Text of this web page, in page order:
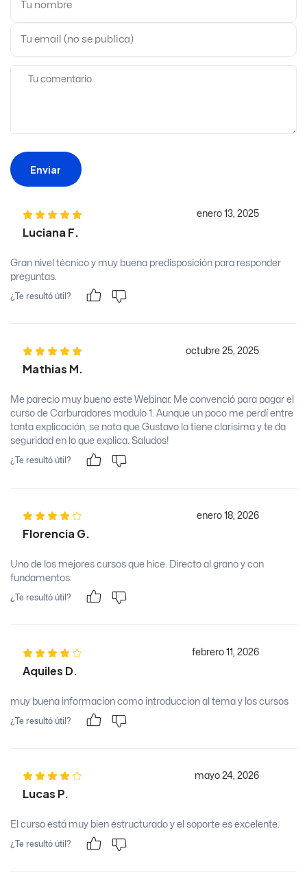
Enviar
Luciana F.
enero 13, 2025
Gran nivel técnico y muy buena predisposición para responder
preguntas.
¿Te resultó útil?
Mathias M.
octubre 25, 2025
Me parecio muy bueno este Webinar. Me convenció para pagar el
curso de Carburadores modulo 1. Aunque un poco me perdí entre
tanta explicación, se nota que Gustavo la tiene clarisima y te da
seguridad en lo que explica. Saludos!
¿Te resultó útil?
Florencia G.
enero 18, 2026
Uno de los mejores cursos que hice. Directo al grano y con
fundamentos.
¿Te resultó útil?
Aquiles D.
febrero 11, 2026
muy buena informacion como introduccion al tema y los cursos
¿Te resultó útil?
Lucas P.
mayo 24, 2026
El curso está muy bien estructurado y el soporte es excelente.
¿Te resultó útil?